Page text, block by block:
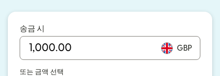
송금 시
GBP
또는 금액 선택